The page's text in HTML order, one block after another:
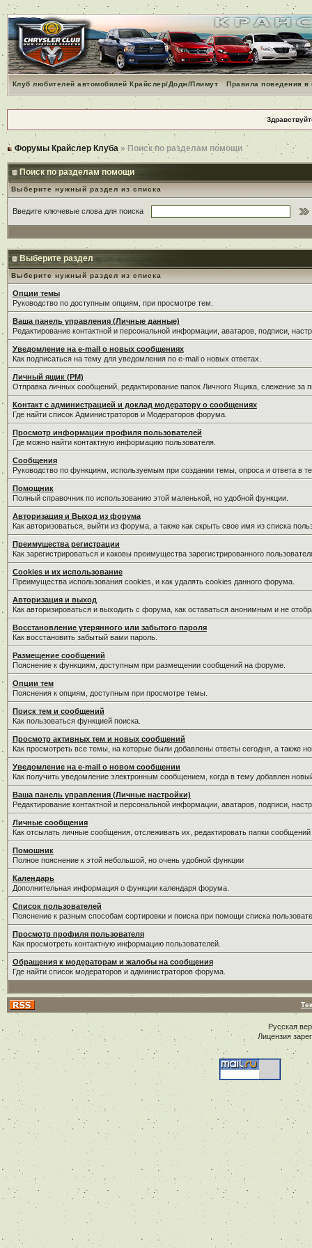
Клуб любителей автомобилей Крайслер/Додж/Плимут Правила поведения
Форумы Крайслер Клуба » Поиск по разделам помощи
Поиск по разделам помощи
Выберите нужный раздел из списка
Введите ключевые слова для поиска
Выберите раздел
Выберите нужный раздел из списка
Опции темы
Руководство по доступным опциям, при просмотре тем.
Ваша панель управления (Личные данные)
Редактирование контактной и персональной информации, аватаров, подписи,
Уведомление на e-mail о новых сообщениях
Как подписаться на тему для уведомления по e-mail о новых ответах.
Личный ящик (PM)
Отправка личных сообщений, редактирование папок Личного Ящика, слежение
Контакт с администрацией и доклад модератору о сообщениях
Где найти список Администраторов и Модераторов форума.
Просмотр информации профиля пользователей
Где можно найти контактную информацию пользователя.
Сообщения
Руководство по функциям, используемым при создании темы, опроса и ответа в
Помощник
Полный справочник по использованию этой маленькой, но удобной функции.
Авторизация и Выход из форума
Как авторизоваться, выйти из форума, а также как скрыть свое имя из списка
Преимущества регистрации
Как зарегистрироваться и каковы преимущества зарегистрированного
Cookies и их использование
Преимущества использования cookies, и как удалять cookies данного форума.
Авторизация и выход
Как авторизироваться и выходить с форума, как оставаться анонимным и не
Восстановление утерянного или забытого пароля
Как восстановить забытый вами пароль.
Размещение сообщений
Пояснение к функциям, доступным при размещении сообщений на форуме.
Опции тем
Пояснения к опциям, доступным при просмотре темы.
Поиск тем и сообщений
Как пользоваться функцией поиска.
Просмотр активных тем и новых сообщений
Как просмотреть все темы, на которые были добавлены ответы сегодня, а также
Уведомление на е-mail о новом сообщении
Как получить уведомление электронным сообщением, когда в тему добавлен
Ваша панель управления (Личные настройки)
Редактирование контактной и персональной информации, аватаров, подписи,
Личные сообщения
Как отсылать личные сообщения, отслеживать их, редактировать папки
Помошник
Полное пояснение к этой небольшой, но очень удобной функции
Календарь
Дополнительная информация о функции календаря форума.
Список пользователей
Пояснение к разным способам сортировки и поиска при помощи списка
Просмотр профиля пользователя
Как просмотреть контактную информацию пользователей.
Обращения к модераторам и жалобы на сообщения
Где найти список модераторов и администраторов форума.
Русская
Лицензия